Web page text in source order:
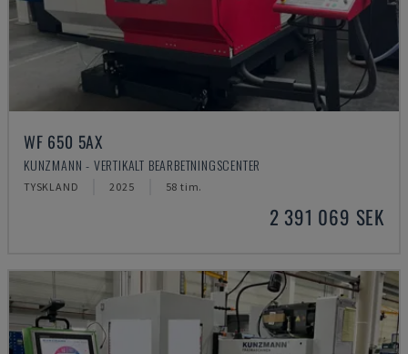
WF 650 5AX
KUNZMANN - VERTIKALT BEARBETNINGSCENTER
TYSKLAND 2025 58 tim.
2 391 069 SEK